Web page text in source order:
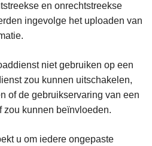
en onrechtstreekse
ingevolge het uploaden van
niet gebruiken op een
zou kunnen uitschakelen,
of de gebruikservaring van een
zou kunnen beïnvloeden.
u om iedere ongepaste